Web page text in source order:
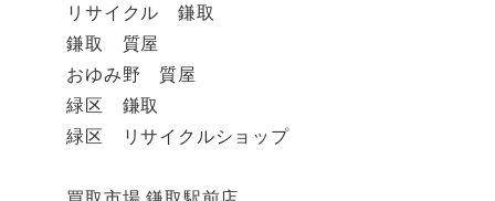
リサイクル 鎌取
鎌取 質屋
おゆみ野 質屋
緑区 鎌取
緑区 リサイクルショップ